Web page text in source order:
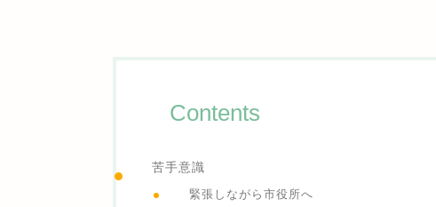
Contents
苦手意識
緊張しながら市役所へ